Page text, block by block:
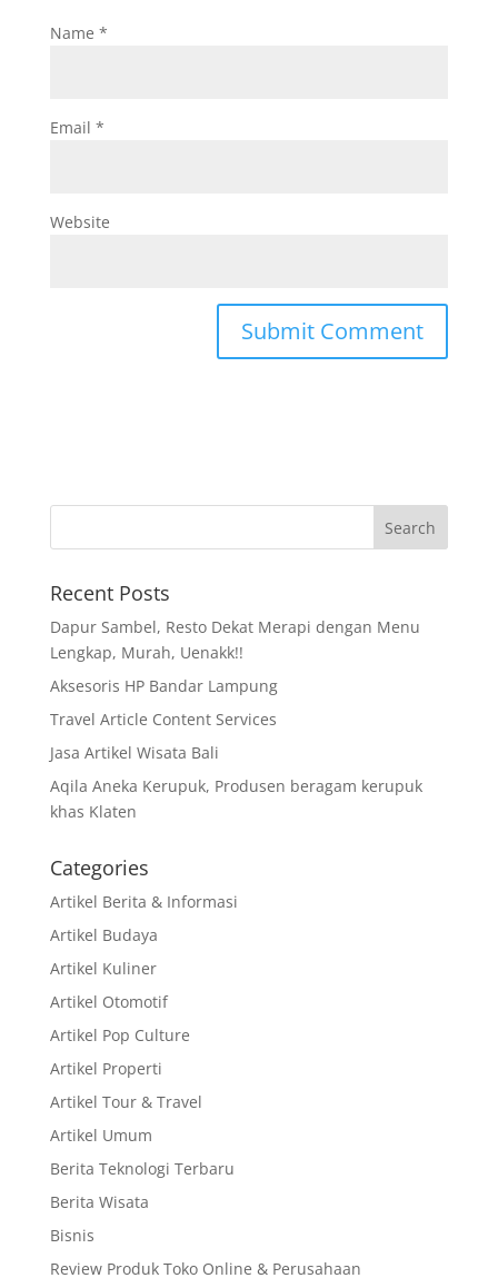
Name *
Email *
Website
Recent Posts
Dapur Sambel, Resto Dekat Merapi dengan Menu
Lengkap, Murah, Uenakk!!
Aksesoris HP Bandar Lampung
Travel Article Content Services
Jasa Artikel Wisata Bali
Aqila Aneka Kerupuk, Produsen beragam kerupuk
khas Klaten
Categories
Artikel Berita & Informasi
Artikel Budaya
Artikel Kuliner
Artikel Otomotif
Artikel Pop Culture
Artikel Properti
Artikel Tour & Travel
Artikel Umum
Berita Teknologi Terbaru
Berita Wisata
Bisnis
Review Produk Toko Online & Perusahaan